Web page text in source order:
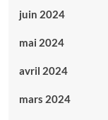
juin 2024
mai 2024
avril 2024
mars 2024